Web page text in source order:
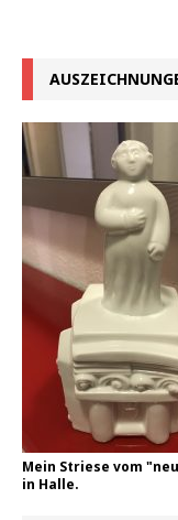
Mein Striese vom
in Halle.